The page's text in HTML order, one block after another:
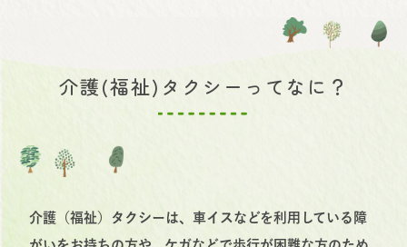
介護(福祉)タクシーってなに？
介護（福祉）タクシーは、車イスなどを利用している障